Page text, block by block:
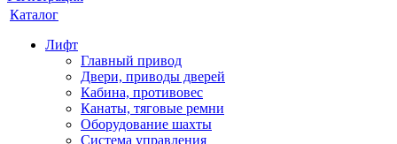
Каталог
Лифт
Главный привод
Двери, приводы дверей
Кабина, противовес
Канаты, тяговые ремни
Оборудование шахты
Система управления